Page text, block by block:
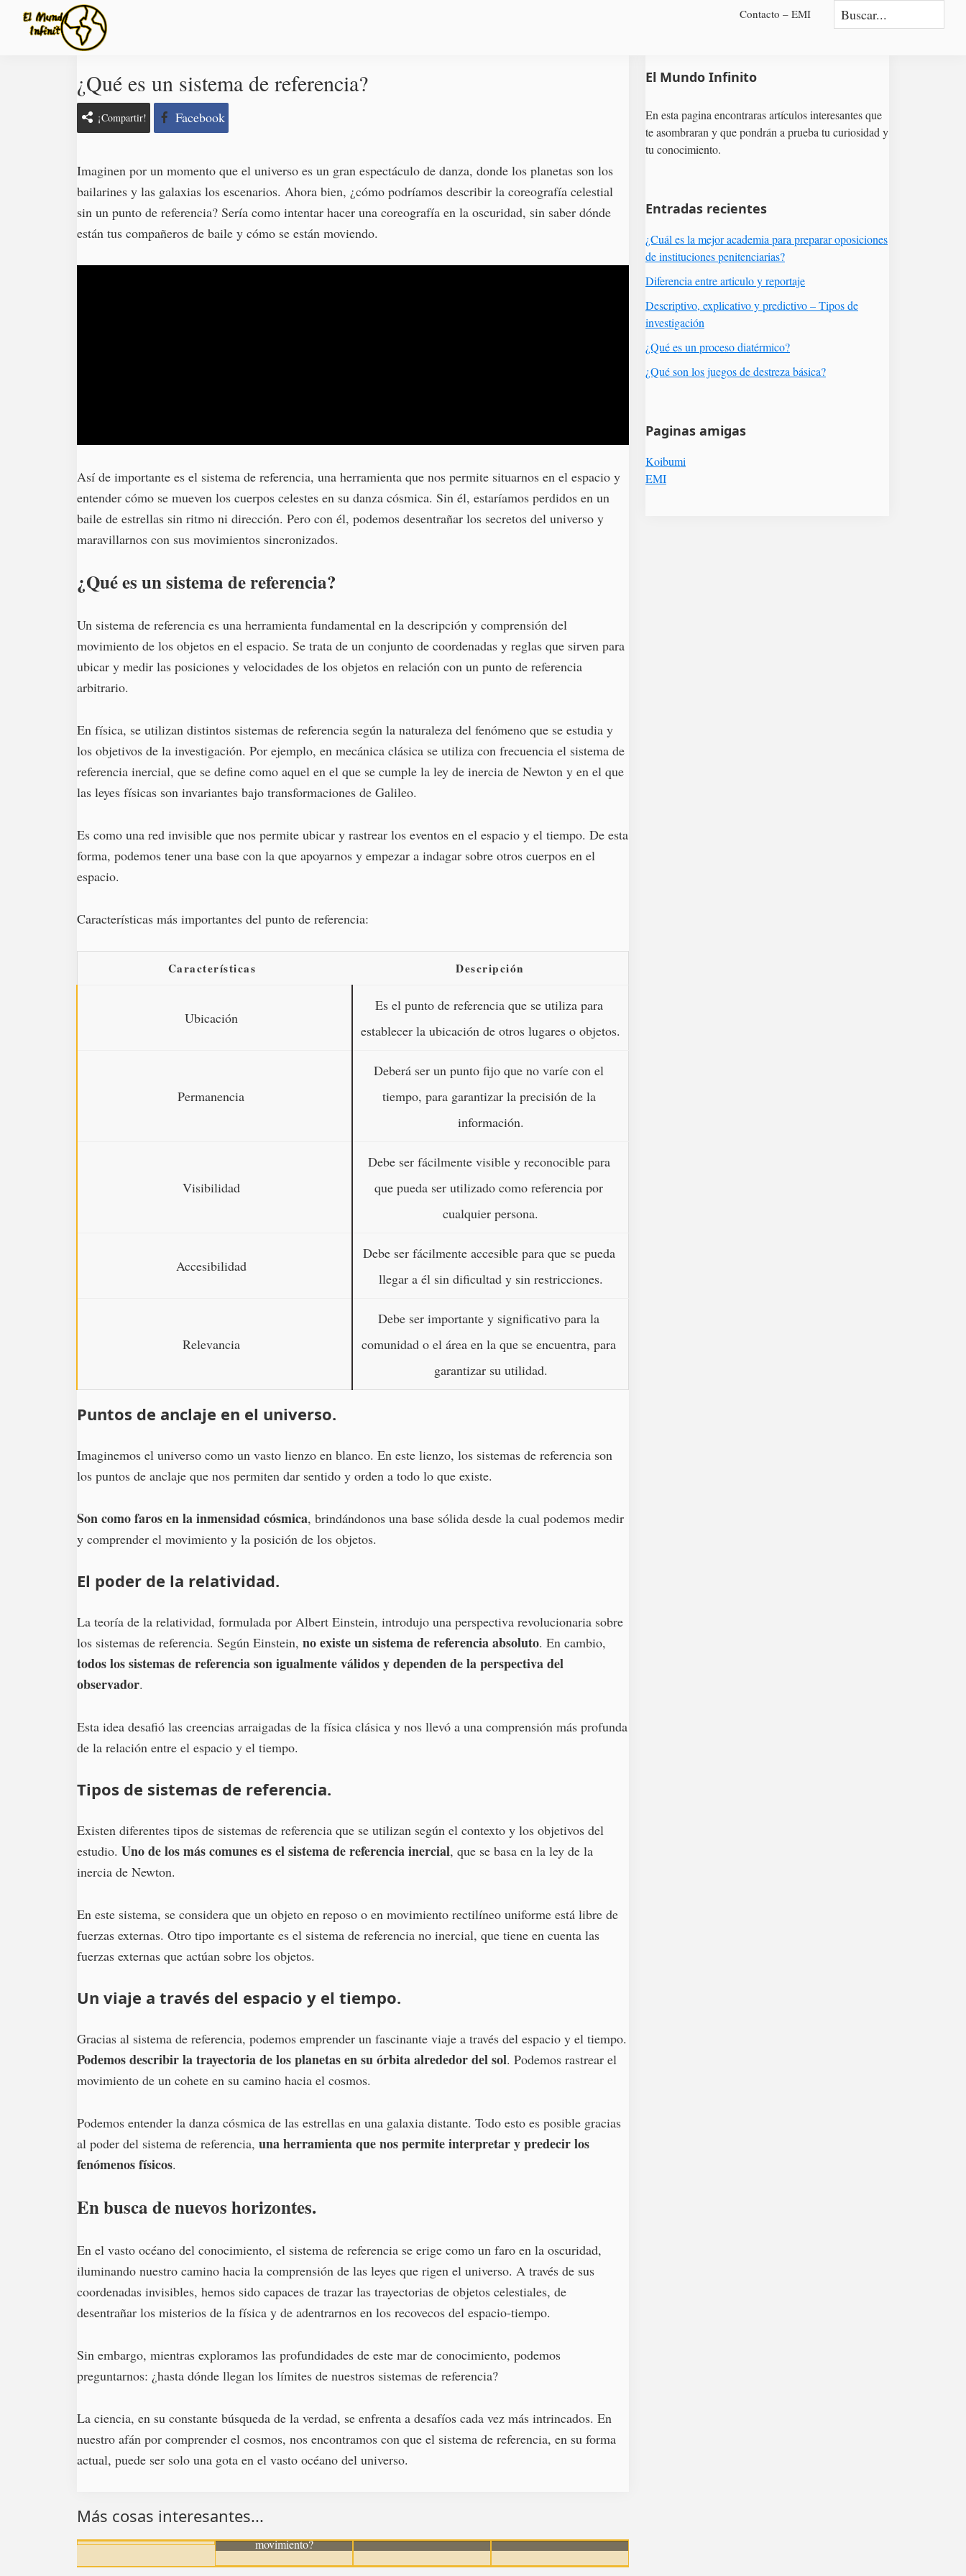
Información
Contacto – EMI Buscar...
¿Qué es un sistema de referencia?
¡Compartir! Facebook
Imaginen por un momento que el universo es un gran espectáculo de danza, donde los planetas son los
bailarines y las galaxias los escenarios. Ahora bien, ¿cómo podríamos describir la coreografía celestial
sin un punto de referencia? Sería como intentar hacer una coreografía en la oscuridad, sin saber dónde
están tus compañeros de baile y cómo se están moviendo.
Así de importante es el sistema de referencia, una herramienta que nos permite situarnos en el espacio y
entender cómo se mueven los cuerpos celestes en su danza cósmica. Sin él, estaríamos perdidos en un
baile de estrellas sin ritmo ni dirección. Pero con él, podemos desentrañar los secretos del universo y
maravillarnos con sus movimientos sincronizados.
¿Qué es un sistema de referencia?
Un sistema de referencia es una herramienta fundamental en la descripción y comprensión del
movimiento de los objetos en el espacio. Se trata de un conjunto de coordenadas y reglas que sirven para
ubicar y medir las posiciones y velocidades de los objetos en relación con un punto de referencia
arbitrario.
En física, se utilizan distintos sistemas de referencia según la naturaleza del fenómeno que se estudia y
los objetivos de la investigación. Por ejemplo, en mecánica clásica se utiliza con frecuencia el sistema de
referencia inercial, que se define como aquel en el que se cumple la ley de inercia de Newton y en el que
las leyes físicas son invariantes bajo transformaciones de Galileo.
Es como una red invisible que nos permite ubicar y rastrear los eventos en el espacio y el tiempo. De esta
forma, podemos tener una base con la que apoyarnos y empezar a indagar sobre otros cuerpos en el
espacio.
Características más importantes del punto de referencia:
Características Descripción
Ubicación
Es el punto de referencia que se utiliza para
establecer la ubicación de otros lugares o objetos.
Permanencia
Deberá ser un punto fijo que no varíe con el
tiempo, para garantizar la precisión de la
información.
Visibilidad
Debe ser fácilmente visible y reconocible para
que pueda ser utilizado como referencia por
cualquier persona.
Accesibilidad
Debe ser fácilmente accesible para que se pueda
llegar a él sin dificultad y sin restricciones.
Relevancia
Debe ser importante y significativo para la
comunidad o el área en la que se encuentra, para
garantizar su utilidad.
Puntos de anclaje en el universo.
Imaginemos el universo como un vasto lienzo en blanco. En este lienzo, los sistemas de referencia son
los puntos de anclaje que nos permiten dar sentido y orden a todo lo que existe.
Son como faros en la inmensidad cósmica, brindándonos una base sólida desde la cual podemos medir
y comprender el movimiento y la posición de los objetos.
El poder de la relatividad.
La teoría de la relatividad, formulada por Albert Einstein, introdujo una perspectiva revolucionaria sobre
los sistemas de referencia. Según Einstein, no existe un sistema de referencia absoluto. En cambio,
todos los sistemas de referencia son igualmente válidos y dependen de la perspectiva del
observador.
Esta idea desafió las creencias arraigadas de la física clásica y nos llevó a una comprensión más profunda
de la relación entre el espacio y el tiempo.
Tipos de sistemas de referencia.
Existen diferentes tipos de sistemas de referencia que se utilizan según el contexto y los objetivos del
estudio. Uno de los más comunes es el sistema de referencia inercial, que se basa en la ley de la
inercia de Newton.
En este sistema, se considera que un objeto en reposo o en movimiento rectilíneo uniforme está libre de
fuerzas externas. Otro tipo importante es el sistema de referencia no inercial, que tiene en cuenta las
fuerzas externas que actúan sobre los objetos.
Un viaje a través del espacio y el tiempo.
Gracias al sistema de referencia, podemos emprender un fascinante viaje a través del espacio y el tiempo.
Podemos describir la trayectoria de los planetas en su órbita alrededor del sol. Podemos rastrear el
movimiento de un cohete en su camino hacia el cosmos.
Podemos entender la danza cósmica de las estrellas en una galaxia distante. Todo esto es posible gracias
al poder del sistema de referencia, una herramienta que nos permite interpretar y predecir los
fenómenos físicos.
En busca de nuevos horizontes.
En el vasto océano del conocimiento, el sistema de referencia se erige como un faro en la oscuridad,
iluminando nuestro camino hacia la comprensión de las leyes que rigen el universo. A través de sus
coordenadas invisibles, hemos sido capaces de trazar las trayectorias de objetos celestiales, de
desentrañar los misterios de la física y de adentrarnos en los recovecos del espacio-tiempo.
Sin embargo, mientras exploramos las profundidades de este mar de conocimiento, podemos
preguntarnos: ¿hasta dónde llegan los límites de nuestros sistemas de referencia?
La ciencia, en su constante búsqueda de la verdad, se enfrenta a desafíos cada vez más intrincados. En
nuestro afán por comprender el cosmos, nos encontramos con que el sistema de referencia, en su forma
actual, puede ser solo una gota en el vasto océano del universo.
Más cosas interesantes...
prisma y una pirámide?
¿Qué variables incluir en una
movimiento?
Barra
lateral
primaria
El Mundo Infinito
En esta pagina encontraras artículos interesantes que
te asombraran y que pondrán a prueba tu curiosidad y
tu conocimiento.
Entradas recientes
¿Cuál es la mejor academia para preparar oposiciones
de instituciones penitenciarias?
Diferencia entre articulo y reportaje
Descriptivo, explicativo y predictivo – Tipos de
investigación
¿Qué es un proceso diatérmico?
¿Qué son los juegos de destreza básica?
Paginas amigas
Koibumi
EMI